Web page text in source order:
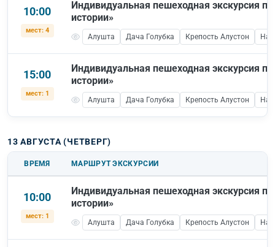
10:00
мест: 4
Индивидуальная пешеходная экскурсия
истории»
Алушта Дача Голубка Крепость Алустон
15:00
мест: 1
Индивидуальная пешеходная экскурсия
истории»
Алушта Дача Голубка Крепость Алустон
13 АВГУСТА (ЧЕТВЕРГ)
ВРЕМЯ МАРШРУТ ЭКСКУРСИИ
10:00
мест: 1
Индивидуальная пешеходная экскурсия
истории»
Алушта Дача Голубка Крепость Алустон